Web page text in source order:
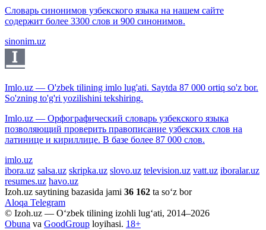
Словарь синонимов узбекского языка на нашем сайте
содержит более 3300 слов и 900 синонимов.
sinonim.uz
Imlo.uz — O'zbek tilining imlo lug'ati. Saytda 87 000 ortiq so'z bor.
So'zning to'g'ri yozilishini tekshiring.
Imlo.uz — Орфографический словарь узбекского языка
позволяющий проверить правописание узбекских слов на
латинице и кириллице. В базе более 87 000 слов.
imlo.uz
ibora.uz salsa.uz skripka.uz slovo.uz television.uz vatt.uz iboralar.uz
resumes.uz havo.uz
Izoh.uz saytining bazasida jami 36 162 ta so‘z bor
Aloqa Telegram
© Izoh.uz — O‘zbek tilining izohli lug‘ati, 2014–2026
Obuna va GoodGroup loyihasi. 18+